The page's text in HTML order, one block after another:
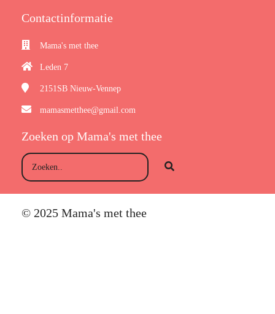
Contactinformatie
Mama's met thee
Leden 7
2151SB Nieuw-Vennep
mamasmetthee@gmail.com
Zoeken op Mama's met thee
© 2025 Mama's met thee